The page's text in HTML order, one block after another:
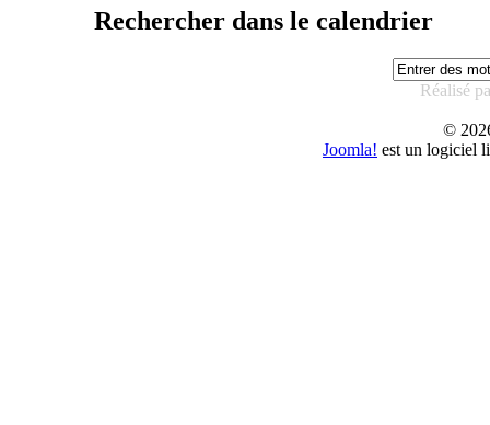
Rechercher dans le calendrier
Réalisé
©
Joomla! est un logiciel